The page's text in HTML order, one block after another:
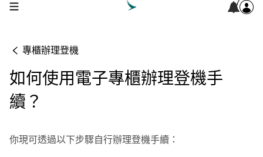
open navigation menu 7
專櫃辦理登機
如何使用電子專櫃辦理登機手
續？
你現可透過以下步驟自行辦理登機手續：